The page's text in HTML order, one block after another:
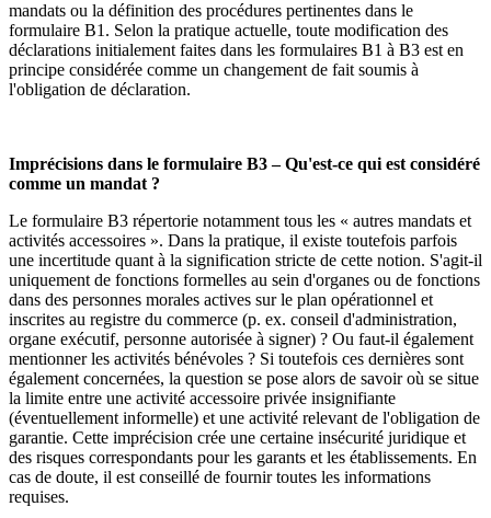
mandats ou la définition des procédures pertinentes dans le
formulaire B1. Selon la pratique actuelle, toute modification des
déclarations initialement faites dans les formulaires B1 à B3 est en
principe considérée comme un changement de fait soumis à
l'obligation de déclaration.
Imprécisions dans le formulaire B3 – Qu'est-ce qui est considéré
comme un mandat ?
Le formulaire B3 répertorie notamment tous les « autres mandats et
activités accessoires ». Dans la pratique, il existe toutefois parfois
une incertitude quant à la signification stricte de cette notion. S'agit-il
uniquement de fonctions formelles au sein d'organes ou de fonctions
dans des personnes morales actives sur le plan opérationnel et
inscrites au registre du commerce (p. ex. conseil d'administration,
organe exécutif, personne autorisée à signer) ? Ou faut-il également
mentionner les activités bénévoles ? Si toutefois ces dernières sont
également concernées, la question se pose alors de savoir où se situe
la limite entre une activité accessoire privée insignifiante
(éventuellement informelle) et une activité relevant de l'obligation de
garantie. Cette imprécision crée une certaine insécurité juridique et
des risques correspondants pour les garants et les établissements. En
cas de doute, il est conseillé de fournir toutes les informations
requises.